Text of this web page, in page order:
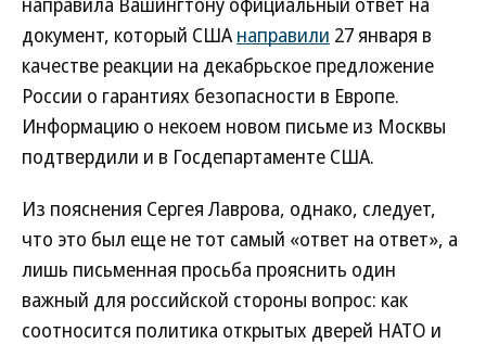
документ, который США направили 27 января в
качестве реакции на декабрьское предложение
России о гарантиях безопасности в Европе.
Информацию о некоем новом письме из Москвы
подтвердили и в Госдепартаменте США.
Из пояснения Сергея Лаврова, однако, следует,
что это был еще не тот самый «ответ на ответ», а
лишь письменная просьба прояснить один
важный для российской стороны вопрос: как
соотносится политика открытых дверей НАТО и